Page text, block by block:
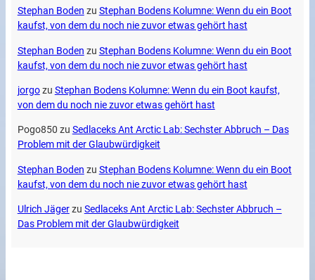
Stephan Boden zu Stephan Bodens Kolumne: Wenn du ein Boot
kaufst, von dem du noch nie zuvor etwas gehört hast
Stephan Boden zu Stephan Bodens Kolumne: Wenn du ein Boot
kaufst, von dem du noch nie zuvor etwas gehört hast
jorgozu Stephan Bodens Kolumne: Wenn du ein Boot kaufst,
von dem du noch nie zuvor etwas gehört hast
Pogo850 zu Sedlaceks Ant Arctic Lab: Sechster Abbruch – Das
Problem mit der Glaubwürdigkeit
Stephan Boden zu Stephan Bodens Kolumne: Wenn du ein Boot
kaufst, von dem du noch nie zuvor etwas gehört hast
Ulrich Jägerzu Sedlaceks Ant Arctic Lab: Sechster Abbruch –
Das Problem mit der Glaubwürdigkeit